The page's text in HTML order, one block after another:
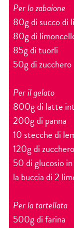
Per lo zabaione
80g di succo di
80g di
85g di tuorli
50g di zucchero
Per il gelato
800g di latte
200g di panna
10 stecche di
120g di
50 di glucosio
la buccia di 2
Per la tartellata
500g di farina